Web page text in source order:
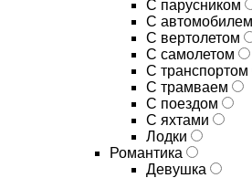
С парусником
С автомобилем
С вертолетом
С самолетом
С транспортом
С трамваем
С поездом
С яхтами
Лодки
Романтика
Девушка